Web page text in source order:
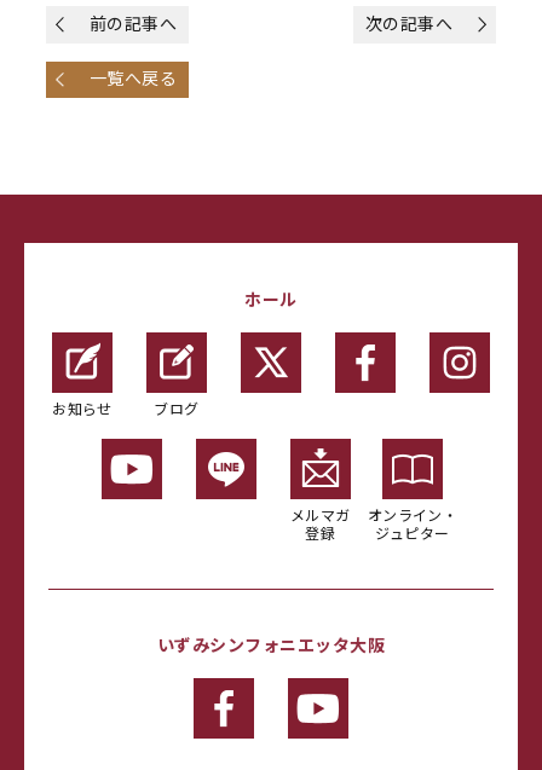
前の記事へ 次の記事へ
一覧へ戻る
ホール
お知らせ ブログ
メルマガ
登録
オンライン・
ジュピター
いずみシンフォニエッタ大阪